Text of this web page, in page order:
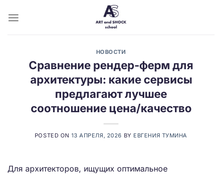
НОВОСТИ
Сравнение рендер-ферм для
архитектуры: какие сервисы
предлагают лучшее
соотношение цена/качество
POSTED ON 13 АПРЕЛЯ, 2026 BY ЕВГЕНИЯ ТУМИНА
Для архитекторов, ищущих оптимальное